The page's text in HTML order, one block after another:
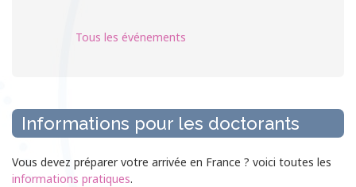
Tous les événements
Informations pour les doctorants
Vous devez préparer votre arrivée en France ? voici toutes les
informations pratiques.